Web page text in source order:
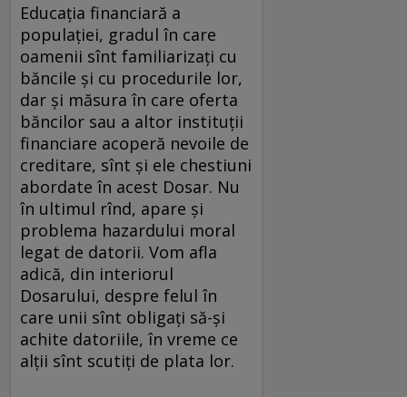
Educaţia financiară a
populaţiei, gradul în care
oamenii sînt familiarizaţi cu
băncile şi cu procedurile lor,
dar şi măsura în care oferta
băncilor sau a altor instituţii
financiare acoperă nevoile de
creditare, sînt şi ele chestiuni
abordate în acest Dosar. Nu
în ultimul rînd, apare şi
problema hazardului moral
legat de datorii. Vom afla
adică, din interiorul
Dosarului, despre felul în
care unii sînt obligaţi să-şi
achite datoriile, în vreme ce
alţii sînt scutiţi de plata lor.